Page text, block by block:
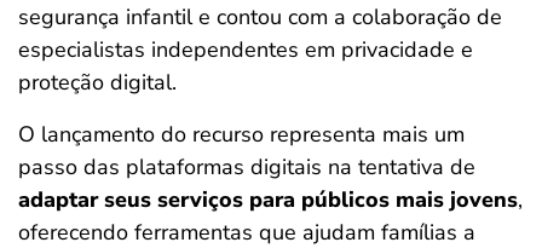
segurança infantil e contou com a colaboração de
especialistas independentes em privacidade e
proteção digital.
O lançamento do recurso representa mais um
passo das plataformas digitais na tentativa de
adaptar seus serviços para públicos mais jovens,
oferecendo ferramentas que ajudam famílias a